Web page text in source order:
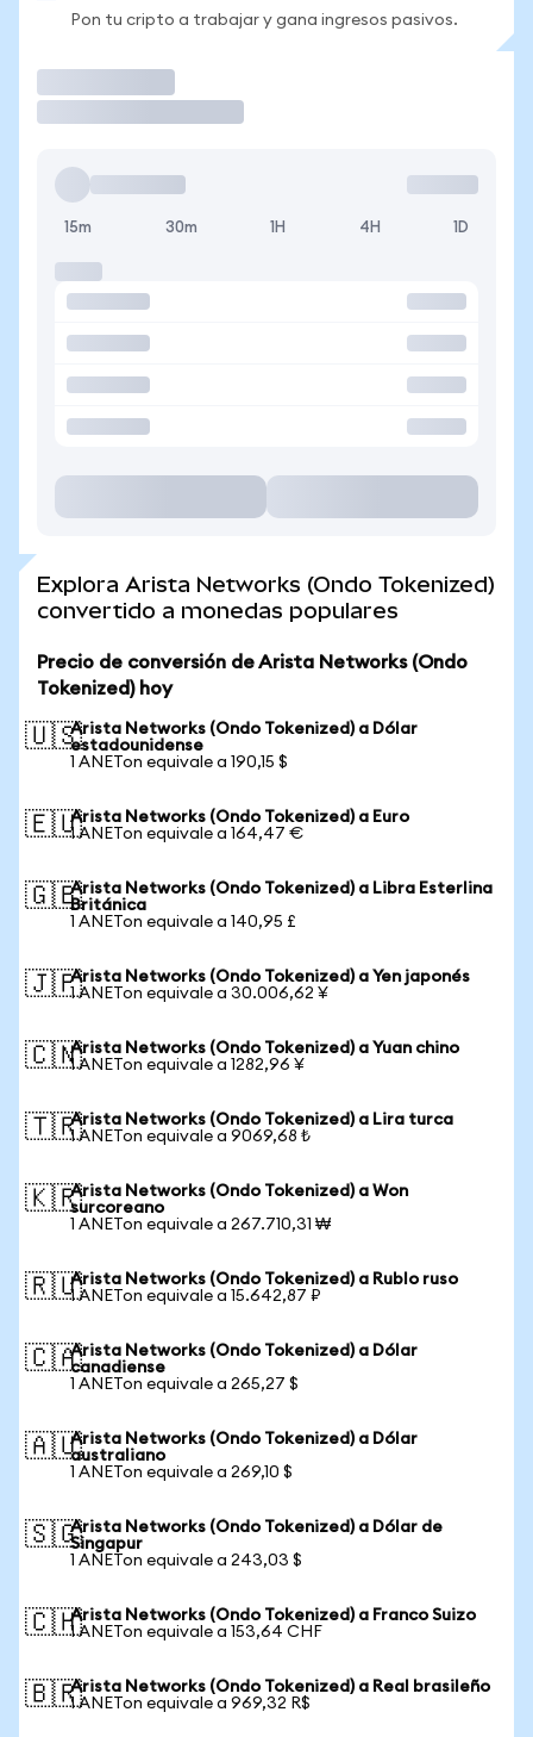
Pon tu cripto a trabajar y gana ingresos pasivos.
15m 30m 1H 4H 1D
Explora Arista Networks (Ondo Tokenized)
convertido a monedas populares
Precio de conversión de Arista Networks (Ondo
Tokenized) hoy
🇺🇸Arista Networks (Ondo Tokenized) a Dólar
estadounidense
1 ANETon equivale a 190,15 $
🇪🇺Arista Networks (Ondo Tokenized) a Euro
1 ANETon equivale a 164,47 €
🇬🇧Arista Networks (Ondo Tokenized) a Libra Esterlina
Británica
1 ANETon equivale a 140,95 £
🇯🇵Arista Networks (Ondo Tokenized) a Yen japonés
1 ANETon equivale a 30.006,62 ¥
🇨🇳Arista Networks (Ondo Tokenized) a Yuan chino
1 ANETon equivale a 1282,96 ¥
🇹🇷Arista Networks (Ondo Tokenized) a Lira turca
1 ANETon equivale a 9069,68 ₺
🇰🇷Arista Networks (Ondo Tokenized) a Won
surcoreano
1 ANETon equivale a 267.710,31 ₩
🇷🇺Arista Networks (Ondo Tokenized) a Rublo ruso
1 ANETon equivale a 15.642,87 ₽
🇨🇦Arista Networks (Ondo Tokenized) a Dólar
canadiense
1 ANETon equivale a 265,27 $
🇦🇺Arista Networks (Ondo Tokenized) a Dólar
australiano
1 ANETon equivale a 269,10 $
🇸🇬Arista Networks (Ondo Tokenized) a Dólar de
Singapur
1 ANETon equivale a 243,03 $
🇨🇭Arista Networks (Ondo Tokenized) a Franco Suizo
1 ANETon equivale a 153,64 CHF
🇧🇷Arista Networks (Ondo Tokenized) a Real brasileño
1 ANETon equivale a 969,32 R$